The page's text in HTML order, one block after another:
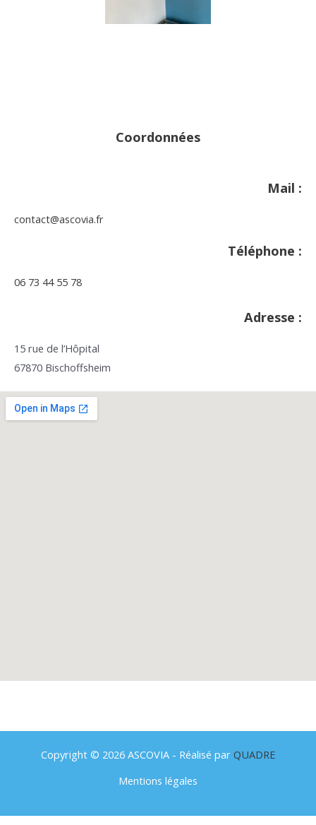
Coordonnées
Mail :
contact@ascovia.fr
Téléphone :
06 73 44 55 78
Adresse :
15 rue de l’Hôpital
67870 Bischoffsheim
Copyright © 2026 ASCOVIA - Réalisé par QUADRE
Mentions légales